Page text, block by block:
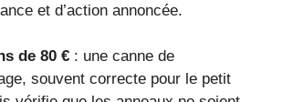
et d’action annoncée.
de 80 € : une canne de
souvent correcte pour le petit